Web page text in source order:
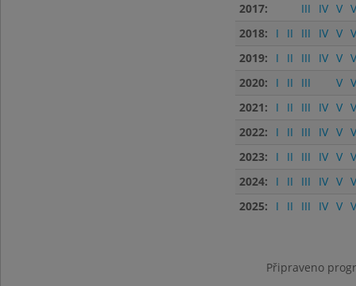
2017:
III IV V
2018:
I II III IV V
2019:
I II III IV V
2020:
I II III V
2021:
I II III IV V
2022:
I II III IV V
2023:
I II III IV V
2024:
I II III IV V
2025:
I II III IV V
Připraveno